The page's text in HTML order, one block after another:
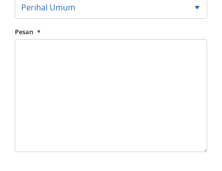
Perihal Umum
Pesan *